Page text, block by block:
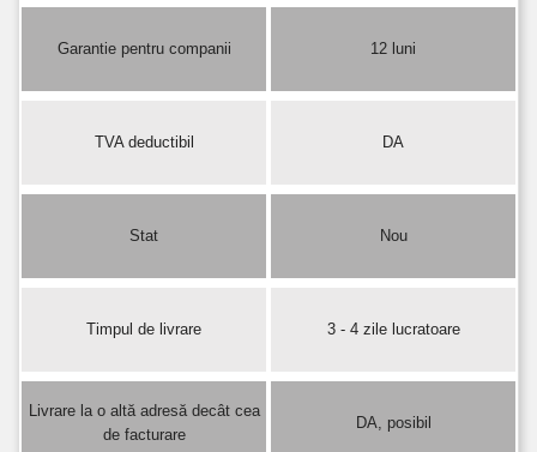
Garantie pentru companii 12 luni
TVA deductibil DA
Stat Nou
Timpul de livrare 3 - 4 zile lucratoare
Livrare la o altă adresă decât cea
de facturare
DA, posibil